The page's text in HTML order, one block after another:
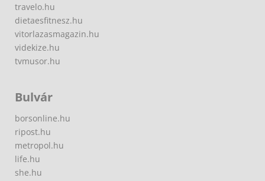
travelo.hu
dietaesfitnesz.hu
vitorlazasmagazin.hu
videkize.hu
tvmusor.hu
Bulvár
borsonline.hu
ripost.hu
metropol.hu
life.hu
she.hu